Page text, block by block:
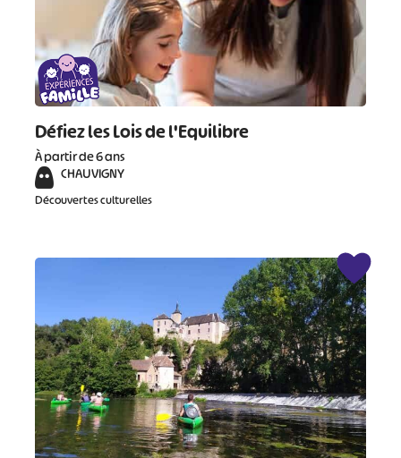
Défiez les Lois de l'Equilibre
À partir de 6 ans
CHAUVIGNY
Découvertes culturelles